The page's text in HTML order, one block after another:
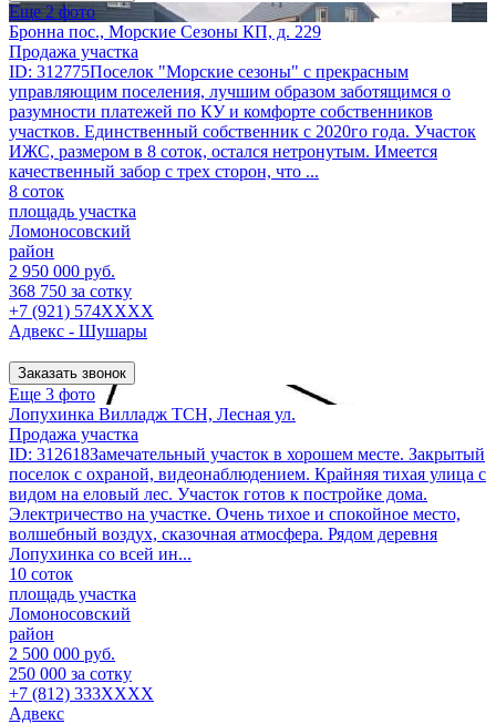
Еще 2 фото
Бронна пос., Морские Сезоны КП, д. 229
Продажа участка
ID: 312775Поселок "Морские сезоны" с прекрасным
управляющим поселения, лучшим образом заботящимся о
разумности платежей по КУ и комфорте собственников
участков. Единственный собственник с 2020го года. Участок
ИЖС, размером в 8 соток, остался нетронутым. Имеется
качественный забор с трех сторон, что ...
8 соток
площадь участка
Ломоносовский
район
2 950 000 руб.
368 750 за сотку
+7 (921) 574XXXX
Адвекс - Шушары
Заказать звонок
Еще 3 фото
Лопухинка Вилладж ТСН, Лесная ул.
Продажа участка
ID: 312618Замечательный участок в хорошем месте. Закрытый
поселок с охраной, видеонаблюдением. Крайняя тихая улица с
видом на еловый лес. Участок готов к постройке дома.
Электричество на участке. Очень тихое и спокойное место,
волшебный воздух, сказочная атмосфера. Рядом деревня
Лопухинка со всей ин...
10 соток
площадь участка
Ломоносовский
район
2 500 000 руб.
250 000 за сотку
+7 (812) 333XXXX
Адвекс